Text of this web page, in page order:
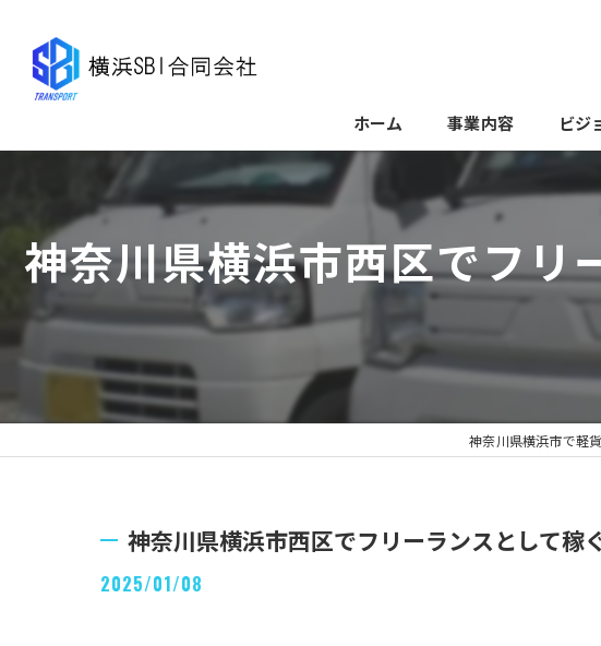
ホーム 事業内容 ビジ
神奈川県横浜市西区でフリ
神奈川県横浜市で軽
神奈川県横浜市西区でフリーランスとして稼
2025/01/08